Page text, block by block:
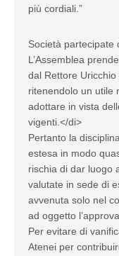
più cordiali.”
Società partecipate
L’Assemblea
dal Rettore Uricchio
ritenendolo un utile
adottare in vista
vigenti.</di>
Pertanto la
estesa in modo
rischia di dar luogo
valutate in sede di
avvenuta solo nel
ad oggetto
Per evitare di
Atenei per